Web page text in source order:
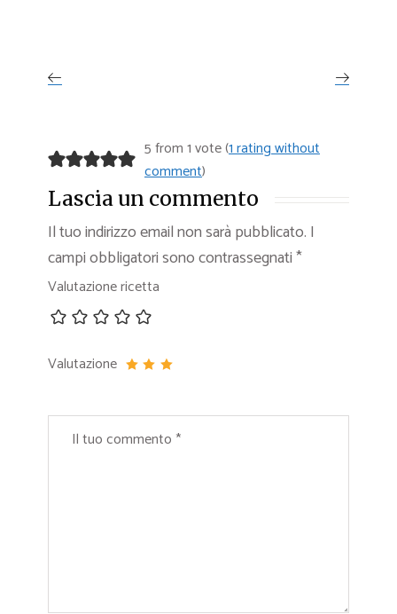
5 from 1 vote (1 rating without
comment)
Lascia un commento
Il tuo indirizzo email non sarà pubblicato. I
campi obbligatori sono contrassegnati*
Valutazione ricetta
Valutazione